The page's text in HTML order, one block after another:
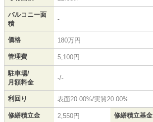
バルコニー面
積
-
価格 180万円
管理費 5,100円
駐車場/
月額料金
-/-
利回り 表面20.00%/実質20.00%
修繕積立金 2,550円 修繕積立基金